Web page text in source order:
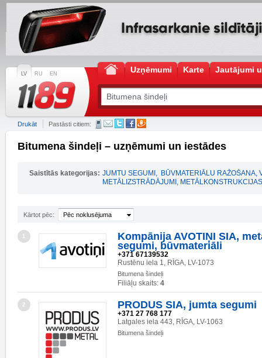
LV RU EN Uzņēmumi Karte Jautājumi
Drukāt Pastāsti citiem:
Bitumena šindeļi – uzņēmumi un iestādes
Saistītās kategorijas: JUMTU SEGUMI , BŪVMATERIĀLU RAŽOŠANA,
METĀLIZSTRĀDĀJUMI, METĀLKONSTRUKCIJAS
Kārtot pēc: Pēc noklusējuma
1
Kompānija AVOTIŅI SIA,
segumi, būvmateriāli
+371 67139532
Rustēnu iela 1, RĪGA, LV-1073
Bitumena šindeļi
Filiāļu skaits: 4
2 PRODUS SIA, jumta segumi
+371 27 768 177
Latgales iela 443, RĪGA, LV-1063
Bitumena šindeļi